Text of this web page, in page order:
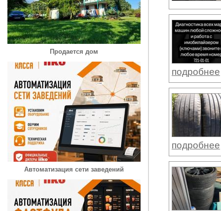
Продается дом
Автоматизация сети заведений
подробнее
подробнее